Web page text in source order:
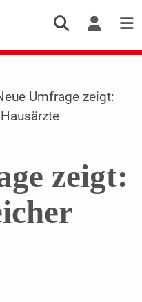
Umfrage zeigt:
zeigt: